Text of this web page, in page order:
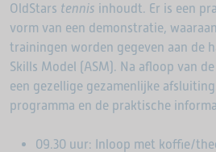
OldStars tennis inhoudt. Er is een
vorm van een demonstratie,
trainingen worden gegeven aan de
Skills Model (ASM). Na afloop van
een gezellige gezamenlijke
programma en de praktische
09.30 uur: Inloop met koffie/